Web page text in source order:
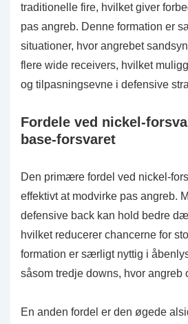
traditionelle fire, hvilket giver
pas angreb. Denne formation er
situationer, hvor angrebet
flere wide receivers, hvilket
og tilpasningsevne i defensive
Fordele ved nickel-
base-forsvaret
Den primære fordel ved nickel-
effektivt at modvirke pas angreb.
defensive back kan hold bedre
hvilket reducerer chancerne for
formation er særligt nyttig i
såsom tredje downs, hvor angreb
En anden fordel er den øgede